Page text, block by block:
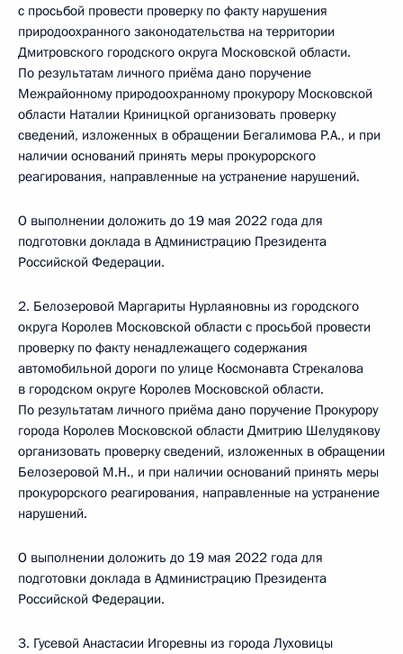
с просьбой провести проверку по факту нарушения
природоохранного законодательства на территории
Дмитровского городского округа Московской области.
По результатам личного приёма дано поручение
Межрайонному природоохранному прокурору Московской
области Наталии Криницкой организовать проверку
сведений, изложенных в обращении Бегалимова Р.А., и при
наличии оснований принять меры прокурорского
реагирования, направленные на устранение нарушений.
О выполнении доложить до 19 мая 2022 года для
подготовки доклада в Администрацию Президента
Российской Федерации.
2. Белозеровой Маргариты Нурлаяновны из городского
округа Королев Московской области с просьбой провести
проверку по факту ненадлежащего содержания
автомобильной дороги по улице Космонавта Стрекалова
в городском округе Королев Московской области.
По результатам личного приёма дано поручение Прокурору
города Королев Московской области Дмитрию Шелудякову
организовать проверку сведений, изложенных в обращении
Белозеровой М.Н., и при наличии оснований принять меры
прокурорского реагирования, направленные на устранение
нарушений.
О выполнении доложить до 19 мая 2022 года для
подготовки доклада в Администрацию Президента
Российской Федерации.
3. Гусевой Анастасии Игоревны из города Луховицы